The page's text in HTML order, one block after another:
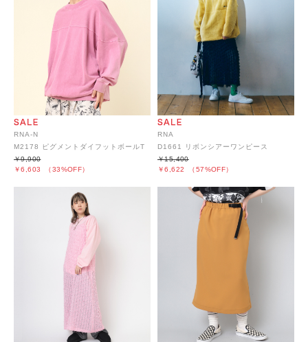
RNA-N
M2178 ピグメントダイフットボールT
￥6,603 （33%OFF）
￥9,900
RNA
D1661 リボンシアーワンピース
￥6,622 （57%OFF）
￥15,400